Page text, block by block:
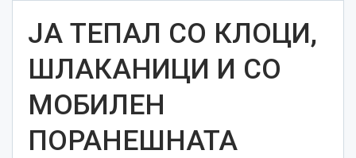
ЈА ТЕПАЛ СО КЛОЦИ,
ШЛАКАНИЦИ И СО
МОБИЛЕН
ПОРАНЕШНАТА